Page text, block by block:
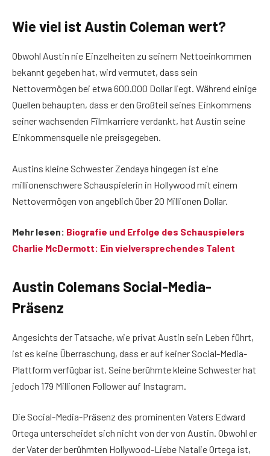
Wie viel ist Austin Coleman wert?
Obwohl Austin nie Einzelheiten zu seinem Nettoeinkommen
bekannt gegeben hat, wird vermutet, dass sein
Nettovermögen bei etwa 600.000 Dollar liegt. Während einige
Quellen behaupten, dass er den Großteil seines Einkommens
seiner wachsenden Filmkarriere verdankt, hat Austin seine
Einkommensquelle nie preisgegeben.
Austins kleine Schwester Zendaya hingegen ist eine
millionenschwere Schauspielerin in Hollywood mit einem
Nettovermögen von angeblich über 20 Millionen Dollar.
Mehr lesen: Biografie und Erfolge des Schauspielers
Charlie McDermott: Ein vielversprechendes Talent
Austin Colemans Social-Media-
Präsenz
Angesichts der Tatsache, wie privat Austin sein Leben führt,
ist es keine Überraschung, dass er auf keiner Social-Media-
Plattform verfügbar ist. Seine berühmte kleine Schwester hat
jedoch 179 Millionen Follower auf Instagram.
Die Social-Media-Präsenz des prominenten Vaters Edward
Ortega unterscheidet sich nicht von der von Austin. Obwohl er
der Vater der berühmten Hollywood-Liebe Natalie Ortega ist,